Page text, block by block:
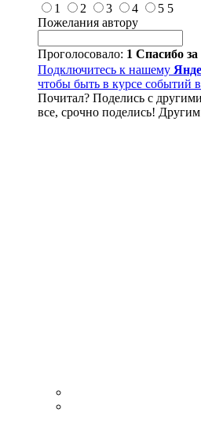
1
2 3 4 5 5
Пожелания автору
Проголосовало: 1 Спасибо за
Подключитесь к нашему
чтобы быть в курсе событий
Почитал? Поделись с
все, срочно поделись!